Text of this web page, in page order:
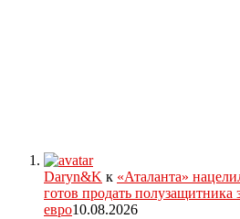
Daryn&K к «Аталанта»
готов продать полузащитника
евро10.08.2026